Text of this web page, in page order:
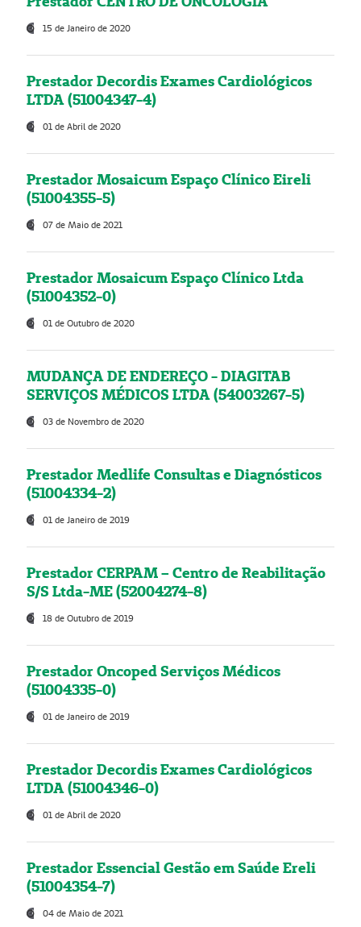
15 de Janeiro de 2020
Prestador Decordis Exames Cardiológicos
LTDA (51004347-4)
01 de Abril de 2020
Prestador Mosaicum Espaço Clínico Eireli
(51004355-5)
07 de Maio de 2021
Prestador Mosaicum Espaço Clínico Ltda
(51004352-0)
01 de Outubro de 2020
MUDANÇA DE ENDEREÇO - DIAGITAB
SERVIÇOS MÉDICOS LTDA (54003267-5)
03 de Novembro de 2020
Prestador Medlife Consultas e Diagnósticos
(51004334-2)
01 de Janeiro de 2019
Prestador CERPAM – Centro de Reabilitação
S/S Ltda-ME (52004274-8)
18 de Outubro de 2019
Prestador Oncoped Serviços Médicos
(51004335-0)
01 de Janeiro de 2019
Prestador Decordis Exames Cardiológicos
LTDA (51004346-0)
01 de Abril de 2020
Prestador Essencial Gestão em Saúde Ereli
(51004354-7)
04 de Maio de 2021